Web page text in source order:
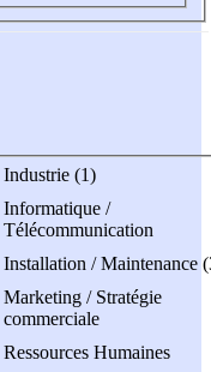
Industrie (1)
Informatique /
Télécommunication
Installation / Maintenance
Marketing / Stratégie
commerciale
Ressources Humaines